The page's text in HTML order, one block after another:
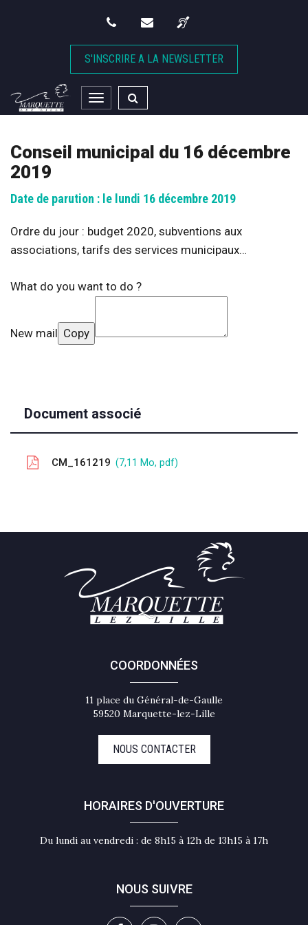
S'INSCRIRE A LA NEWSLETTER
Toggle
navigation
Conseil municipal du 16 décembre
2019
Date de parution : le lundi 16 décembre 2019
Ordre du jour : budget 2020, subventions aux
associations, tarifs des services municipaux…
What do you want to do ?
New mail Copy
Document associé
CM_161219 7,11 Mo, pdf
COORDONNÉES
11 place du Général-de-Gaulle
59520 Marquette-lez-Lille
NOUS CONTACTER
HORAIRES D'OUVERTURE
Du lundi au vendredi : de 8h15 à 12h de 13h15 à 17h
NOUS SUIVRE